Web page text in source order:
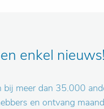
enkel nieuws!
bij meer dan 35.000
en ontvang